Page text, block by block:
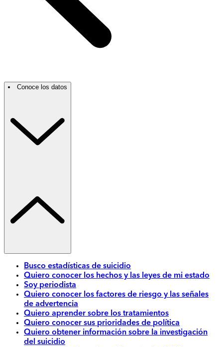
Conoce los datos
Busco estadísticas de suicidio
Quiero conocer los hechos y las leyes de mi estado
Soy periodista
Quiero conocer los factores de riesgo y las señales
de advertencia
Quiero aprender sobre los tratamientos
Quiero conocer sus prioridades de política
Quiero obtener información sobre la investigación
del suicidio